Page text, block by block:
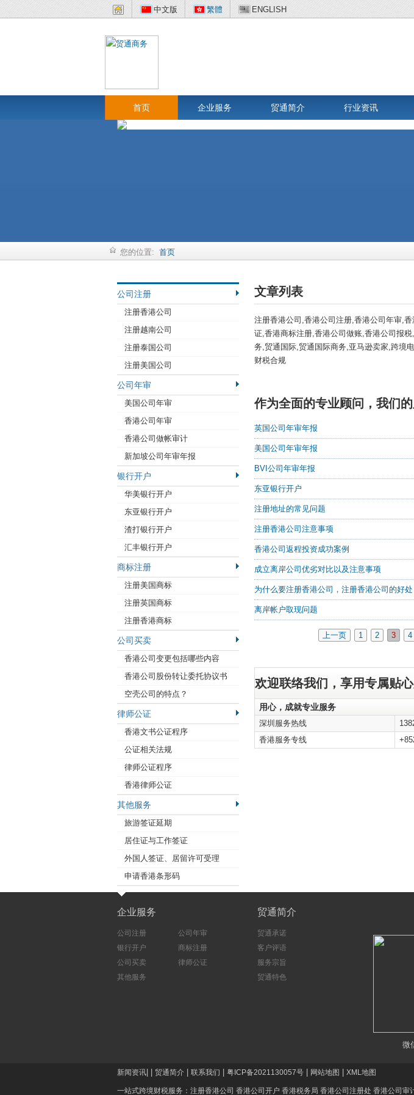
中文版 繁體 ENGLISH
首页 企业服务 贸通简介 行业资讯
您的位置: 首页
公司注册
注册香港公司
注册越南公司
注册泰国公司
注册美国公司
公司年审
美国公司年审
香港公司年审
香港公司做帐审计
新加坡公司年审年报
银行开户
华美银行开户
东亚银行开户
渣打银行开户
汇丰银行开户
商标注册
注册美国商标
注册英国商标
注册香港商标
公司买卖
香港公司变更包括哪些内容
香港公司股份转让委托协议书
空壳公司的特点？
律师公证
香港文书公证程序
公证相关法规
律师公证程序
香港律师公证
其他服务
旅游签证延期
居住证与工作签证
外国人签证、居留许可受理
申请香港条形码
文章列表
注册香港公司,香港公司注册,香港公司年审,
证,香港商标注册,香港公司做账,香港公司报
务,贸通国际,贸通国际商务,亚马逊卖家,跨境
财税合规
作为全面的专业顾问，我们的
英国公司年审年报
美国公司年审年报
BVI公司年审年报
东亚银行开户
注册地址的常见问题
注册香港公司注意事项
香港公司返程投资成功案例
成立离岸公司优劣对比以及注意事项
为什么要注册香港公司，注册香港公司的好处
离岸帐户取现问题
上一页 1 2 3 4
欢迎联络我们，享用专属贴心
用心，成就专业服务
深圳服务热线
香港服务专线
企业服务
公司注册
公司年审
银行开户
商标注册
公司买卖
律师公证
其他服务
贸通简介
贸通承诺
客户评语
服务宗旨
贸通特色
微
新闻资讯 贸通简介 联系我们 粤ICP备2021130057号 网站地图 XML地图
一站式跨境财税服务： 注册香港公司 香港公司开户 香港税务局 香港公司注册处 香港公司审